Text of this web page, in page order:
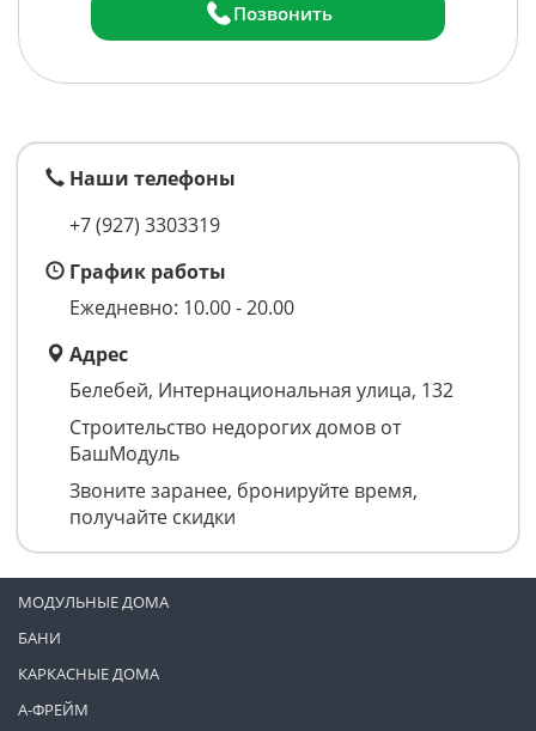
Позвонить
Наши телефоны
+7 (927) 3303319
График работы
Ежедневно: 10.00 - 20.00
Адрес
Белебей, Интернациональная улица, 132
Строительство недорогих домов от
БашМодуль
Звоните заранее, бронируйте время,
получайте скидки
МОДУЛЬНЫЕ ДОМА
БАНИ
КАРКАСНЫЕ ДОМА
А-ФРЕЙМ